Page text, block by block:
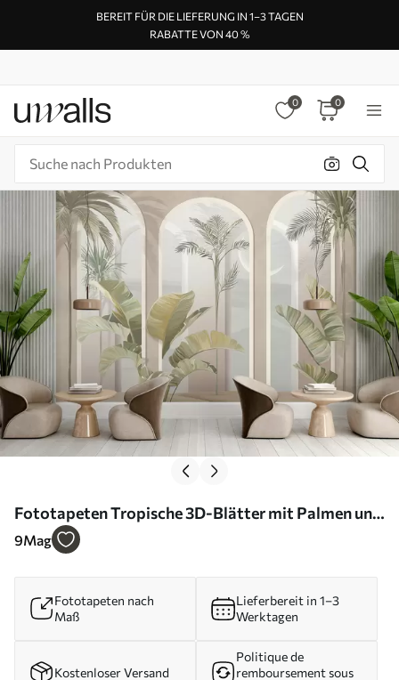
BEREIT FÜR DIE LIEFERUNG IN 1–3 TAGEN
RABATTE VON 40 %
0 0
Fototapeten Tropische 3D-Blätter mit Palmen und
Säulen Nr. u96402
9Mag
Fototapeten nach
Maß
Lieferbereit in 1–3
Werktagen
Kostenloser Versand
Politique de
remboursement sous